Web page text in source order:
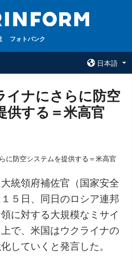
フォトバンク
日本語
ウクルインフォ
コンタクト
イナにさらに防空
供する＝米高官
統領府補佐官（国家安全
５日、同日のロシア連邦
に対する大規模なミサイ
で、米国はウクライナの
していくと発言した。